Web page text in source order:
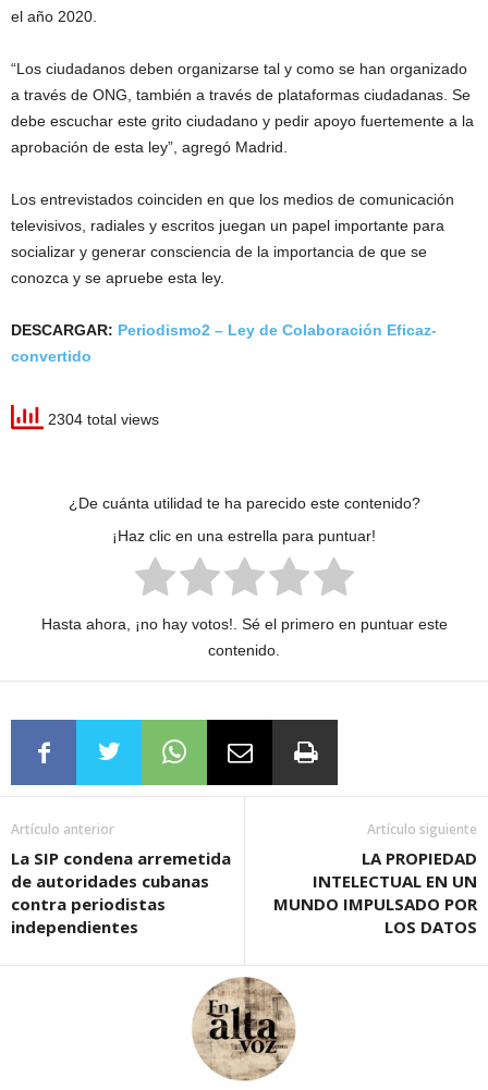
el año 2020.
“Los ciudadanos deben organizarse tal y como se han organizado
a través de ONG, también a través de plataformas ciudadanas. Se
debe escuchar este grito ciudadano y pedir apoyo fuertemente a la
aprobación de esta ley”, agregó Madrid.
Los entrevistados coinciden en que los medios de comunicación
televisivos, radiales y escritos juegan un papel importante para
socializar y generar consciencia de la importancia de que se
conozca y se apruebe esta ley.
DESCARGAR: Periodismo2 – Ley de Colaboración Eficaz-
convertido
2304 total views
¿De cuánta utilidad te ha parecido este contenido?
¡Haz clic en una estrella para puntuar!
Hasta ahora, ¡no hay votos!. Sé el primero en puntuar este
contenido.
Artículo anterior
La SIP condena arremetida
de autoridades cubanas
contra periodistas
independientes
Artículo siguiente
LA PROPIEDAD
INTELECTUAL EN UN
MUNDO IMPULSADO POR
LOS DATOS